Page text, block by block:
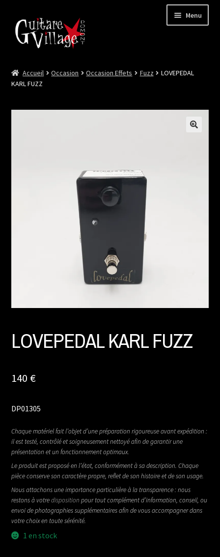
Menu
Neuf
le
enfant
Accueil Occasion Occasion Effets Fuzz
LOVEPEDAL
KARL FUZZ
LOVEPEDAL KARL FUZZ
140 €
DP01305
Chaque matériel fait l’objet d’une préparation rigoureuse avant expédition :
il est testé, contrôlé et soigneusement nettoyé afin de garantir une
présentation et un fonctionnement optimaux.
Le produit est proposé en l’état, conformément à sa description. Chaque
pièce conserve son caractère propre, reflet de son histoire et de son usage.
Nous attachons une importance particulière à la transparence : nous
restons à votredisposition pour tout complément d’information, conseil, ou
envoi de photographies supplémentaires afin de vous accompagner dans
votre choix en toute sérénité.
1 en stock